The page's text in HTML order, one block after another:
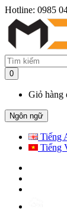
Hotline: 0985
0
Giỏ hàng
Ngôn ngữ
Tiếng
Tiếng